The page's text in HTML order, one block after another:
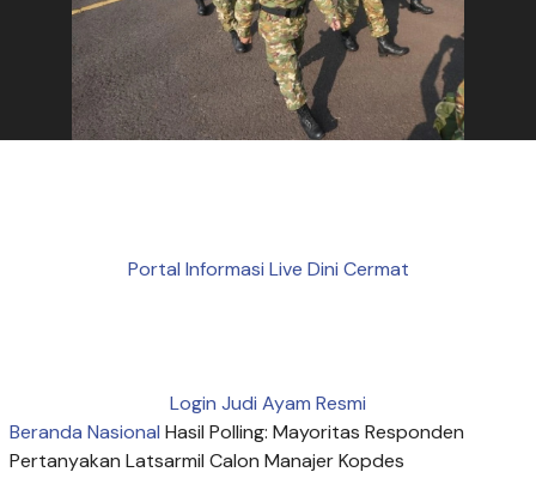
Portal Informasi Live Dini Cermat
Login Judi Ayam Resmi
Beranda Nasional Hasil Polling: Mayoritas Responden
Pertanyakan Latsarmil Calon Manajer Kopdes